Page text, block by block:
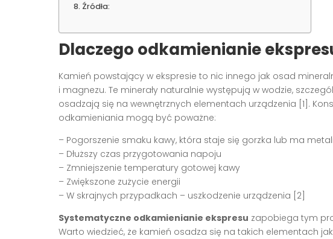
Źródła:
Dlaczego odkamienianie
Kamień powstający w ekspresie to nic innego jak osad
i magnezu. Te minerały naturalnie występują w wodzie,
osadzają się na wewnętrznych elementach urządzenia [1].
odkamieniania mogą być poważne:
– Pogorszenie smaku kawy, która staje się gorzka lub ma
– Dłuższy czas przygotowania napoju
– Zmniejszenie temperatury gotowej kawy
– Zwiększone zużycie energii
– W skrajnych przypadkach – uszkodzenie urządzenia [2]
Systematyczne odkamienianie ekspresu zapobiega tym
Warto wiedzieć, że kamień osadza się na takich elementach